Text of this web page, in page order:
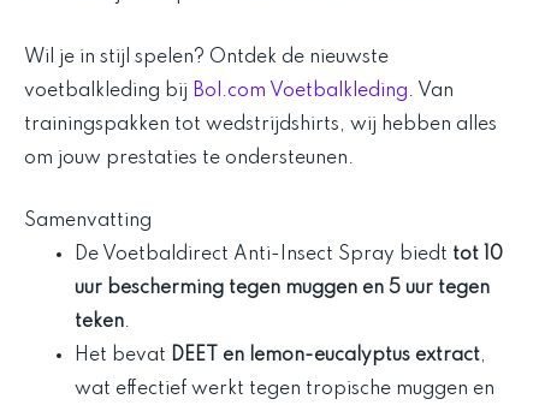
Wil je in stijl spelen? Ontdek de nieuwste
voetbalkleding bij Bol.com Voetbalkleding. Van
trainingspakken tot wedstrijdshirts, wij hebben alles
om jouw prestaties te ondersteunen.
Samenvatting
De Voetbaldirect Anti-Insect Spray biedt tot 10
uur bescherming tegen muggen en 5 uur tegen
teken.
Het bevat DEET en lemon-eucalyptus extract,
wat effectief werkt tegen tropische muggen en